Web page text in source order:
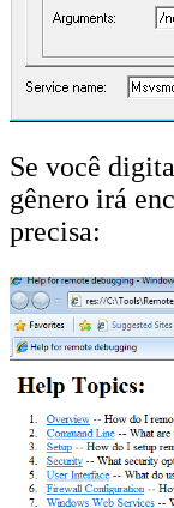
Se você
gênero irá
precisa: